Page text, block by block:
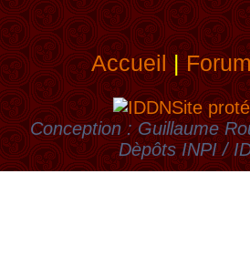
Accueil|
Site
Conception : Guillaume
Dèpôts INPI /